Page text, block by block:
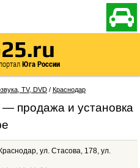

Юга России
TV, DVD / Краснодар
продажа и установка
ул. Стасова, 178, ул.